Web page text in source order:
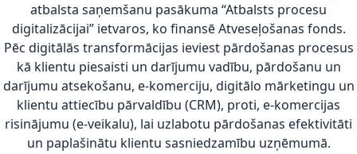
atbalsta saņemšanu pasākuma “Atbalsts procesu
digitalizācijai” ietvaros, ko finansē Atveseļošanas fonds.
Pēc digitālās transformācijas ieviest pārdošanas procesus
kā klientu piesaisti un darījumu vadību, pārdošanu un
darījumu atsekošanu, e-komerciju, digitālo mārketingu un
klientu attiecību pārvaldību (CRM), proti, e-komercijas
risinājumu (e-veikalu), lai uzlabotu pārdošanas efektivitāti
un paplašinātu klientu sasniedzamību uzņēmumā.